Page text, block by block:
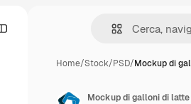
Home/Stock/PSD/Mockup di
Mockup di galloni di latte